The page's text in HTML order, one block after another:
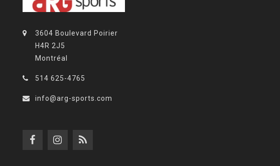
3604 Boulevard Poirier
H4R 2J5
Montréal
514 625-4765
info@arg-sports.com